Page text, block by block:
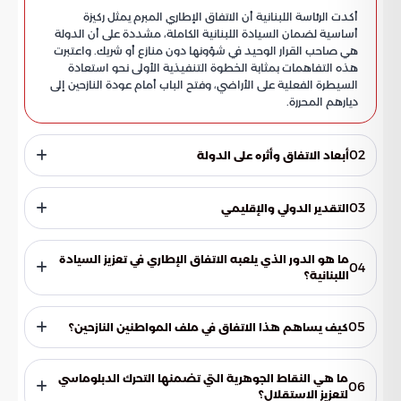
أكدت الرئاسة اللبنانية أن الاتفاق الإطاري المبرم يمثل ركيزة
أساسية لضمان السيادة اللبنانية الكاملة، مشددة على أن الدولة
هي صاحب القرار الوحيد في شؤونها دون منازع أو شريك. واعتبرت
هذه التفاهمات بمثابة الخطوة التنفيذية الأولى نحو استعادة
السيطرة الفعلية على الأراضي، وفتح الباب أمام عودة النازحين إلى
ديارهم المحررة.
02أبعاد الاتفاق وأثره على الدولة
يأتي هذا التحرك الدبلوماسي ليعزز مفهوم استقلال القرار الوطني،
حيث تضمنت التصريحات الرسمية عدة نقاط جوهرية:03التقدير الدولي والإقليمي
أعربت الدولة اللبنانية عن تقديرها للجهود الدولية التي ساهمت في
إنجاح هذه المفاوضات، وأبرزها الدور الأمريكي من خلال شكر الإدارة
الأمريكية على رعايتها للمفاوضات واستضافتها، وتقديم الدعم
العربي والدولي عبر الإشادة بمواقف الدول الشقيقة والصديقة
التي ساندت الموقف اللبناني طوال فترة التفاوض المعقدة،
وحرصها على استقرار لبنان وازدهاره الاقتصادي.
04ما هو الدور الذي يلعبه الاتفاق الإطاري في تعزيز السيادة
اللبنانية؟
يعتبر الاتفاق الإطاري ركيزة أساسية تضمن للدولة اللبنانية ممارسة
سيادتها الكاملة على قرارها الوطني وشؤونها الداخلية. فهو يرسخ
مبدأ أن الدولة هي السلطة الوحيدة وصاحبة القرار النهائي دون
05كيف يساهم هذا الاتفاق في ملف المواطنين النازحين؟
يُعد الاتفاق خطوة تنفيذية أولى تمهد الطريق لاستعادة السيطرة
الفعلية على الأراضي، مما يفتح آفاقاً جديدة لعودة النازحين إلى
ديارهم التي تم تحريرها. هذا التحرك يهدف إلى إنهاء معاناة06ما هي النقاط الجوهرية التي تضمنها التحرك الدبلوماسي
لتعزيز الاستقلال؟